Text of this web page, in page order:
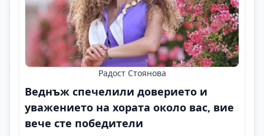
Радост Стоянова
Веднъж спечелили доверието и
уважението на хората около вас, вие
вече сте победители